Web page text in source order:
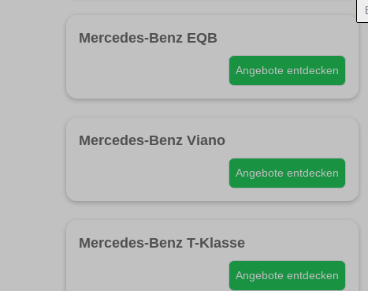
Mercedes-Benz EQB
Angebote entdecken
Mercedes-Benz Viano
Angebote entdecken
Mercedes-Benz T-Klasse
Angebote entdecken